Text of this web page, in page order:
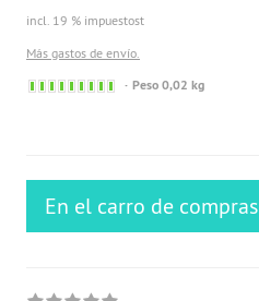
incl. 19 % impuestost
Más gastos de envío.
Sofort
Peso 0,02 kg
En el carro de compras